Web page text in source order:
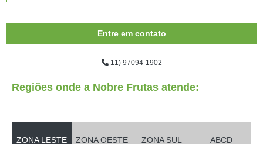
Entre em contato
11) 97094-1902
Regiões onde a Nobre Frutas atende:
ZONA LESTE ZONA OESTE ZONA SUL ABCD